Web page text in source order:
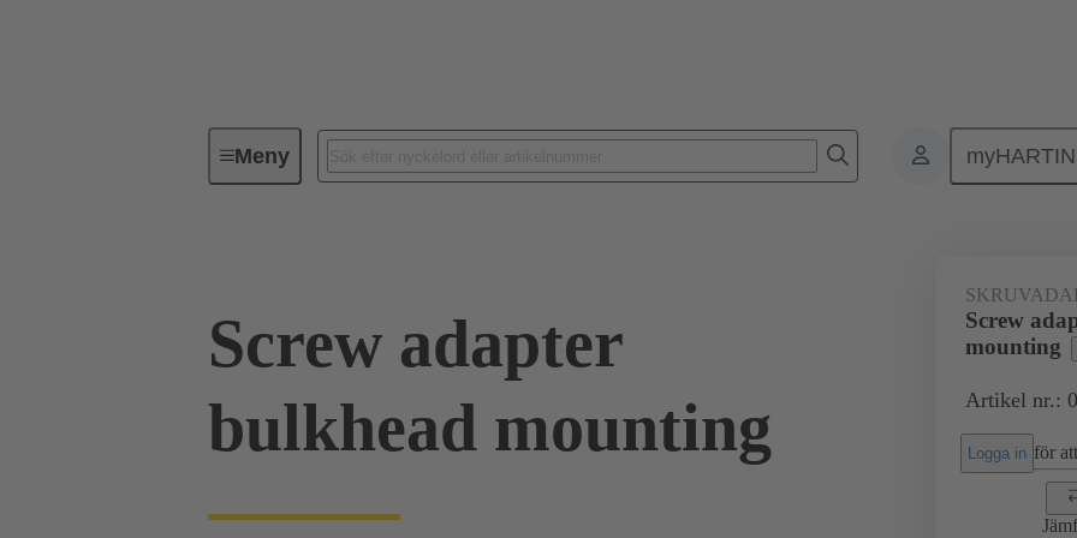
MenyIndustriella kontaktdon / Han® Tillbehör
Screw adapter
bulkhead mounting
Screw
mounting
Artikel nr.:
Logga in för